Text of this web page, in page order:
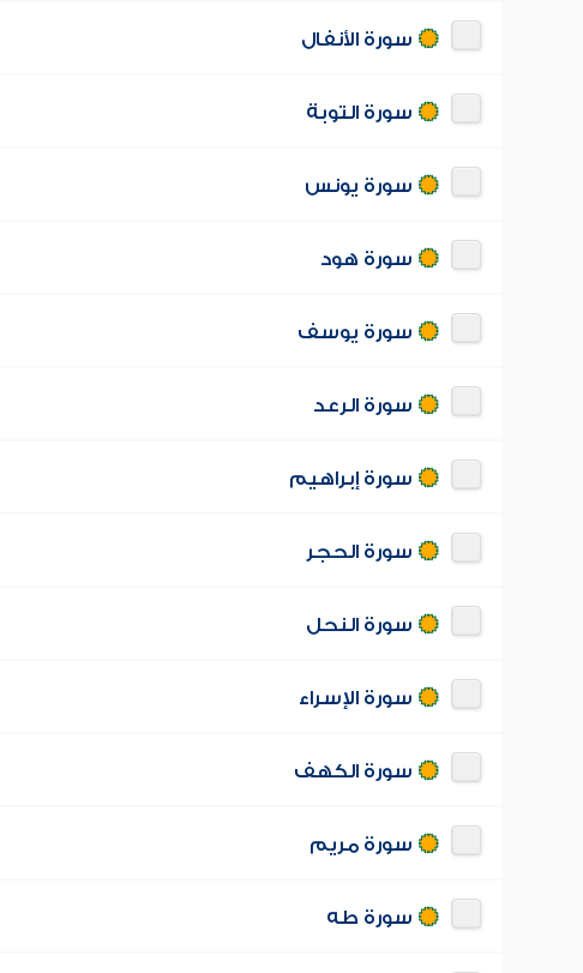
سورة الأنفال
سورة التوبة
سورة يونس
سورة هود
سورة يوسف
سورة الرعد
سورة إبراهيم
سورة الحجر
سورة النحل
سورة الإسراء
سورة الكهف
سورة مريم
سورة طه